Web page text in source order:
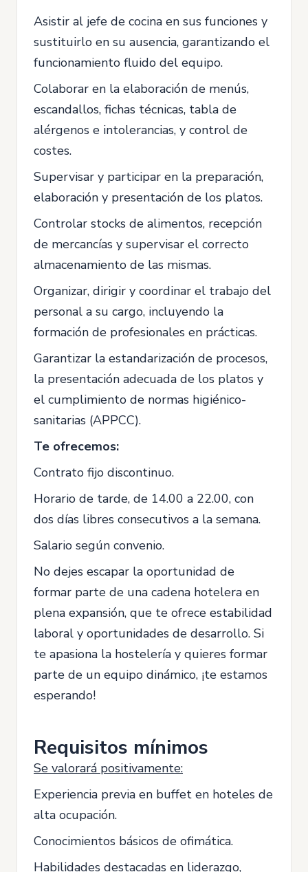
Asistir al jefe de cocina en sus funciones y
sustituirlo en su ausencia, garantizando el
funcionamiento fluido del equipo.
Colaborar en la elaboración de menús,
escandallos, fichas técnicas, tabla de
alérgenos e intolerancias, y control de
costes.
Supervisar y participar en la preparación,
elaboración y presentación de los platos.
Controlar stocks de alimentos, recepción
de mercancías y supervisar el correcto
almacenamiento de las mismas.
Organizar, dirigir y coordinar el trabajo del
personal a su cargo, incluyendo la
formación de profesionales en prácticas.
Garantizar la estandarización de procesos,
la presentación adecuada de los platos y
el cumplimiento de normas higiénico-
sanitarias (APPCC).
Te ofrecemos:
Contrato fijo discontinuo.
Horario de tarde, de 14.00 a 22.00, con
dos días libres consecutivos a la semana.
Salario según convenio.
No dejes escapar la oportunidad de
formar parte de una cadena hotelera en
plena expansión, que te ofrece estabilidad
laboral y oportunidades de desarrollo. Si
te apasiona la hostelería y quieres formar
parte de un equipo dinámico, ¡te estamos
esperando!
Requisitos mínimos
Se valorará positivamente:
Experiencia previa en buffet en hoteles de
alta ocupación.
Conocimientos básicos de ofimática.
Habilidades destacadas en liderazgo,